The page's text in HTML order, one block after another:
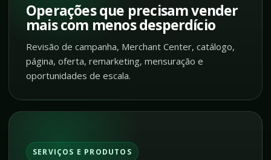
Operações que precisam vender
mais com menos desperdício
Revisão de campanha, Merchant Center, catálogo,
página, oferta, remarketing, mensuração e
oportunidades de escala.
SERVIÇOS E PRODUTOS